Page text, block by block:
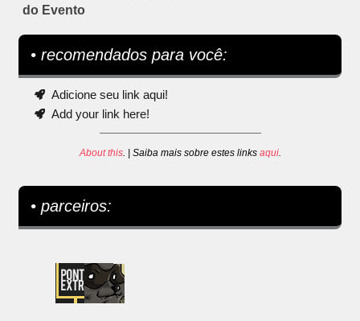
do Evento
• recomendados para você:
Adicione seu link aqui!
Add your link here!
About this. | Saiba mais sobre estes links aqui.
• parceiros: